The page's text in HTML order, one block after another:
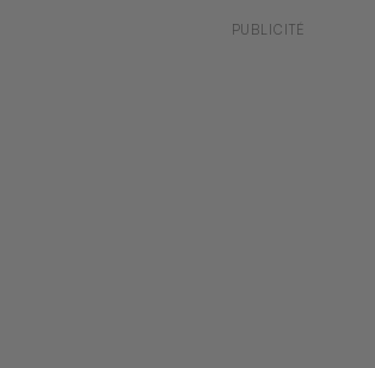
PUBLICITÉ